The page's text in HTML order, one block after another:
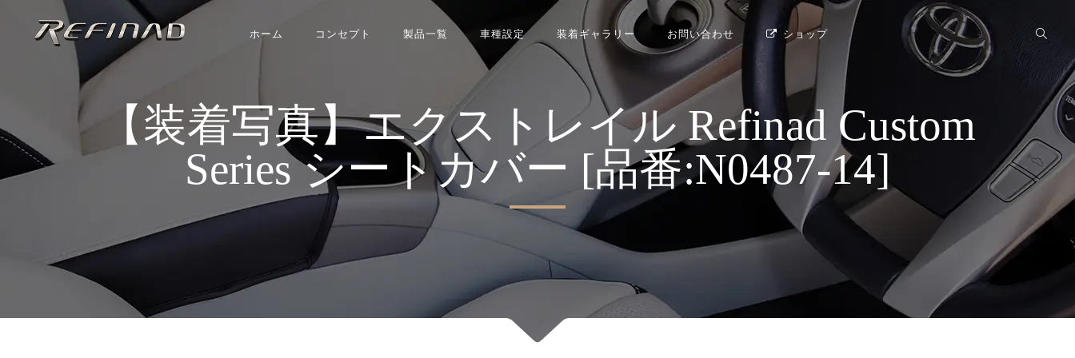
ホーム コンセプト 製品一覧 車種設定 装着ギャラリー お問い合わせ ショップ
【装着写真】エクストレイル Refinad Custom
Series シートカバー [品番:N0487-14]